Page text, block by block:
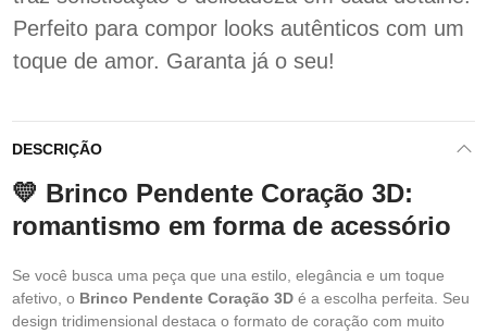
Perfeito para compor looks autênticos com um
toque de amor. Garanta já o seu!
DESCRIÇÃO
💛 Brinco Pendente Coração 3D:
romantismo em forma de acessório
Se você busca uma peça que una estilo, elegância e um toque
afetivo, o Brinco Pendente Coração 3D é a escolha perfeita. Seu
design tridimensional destaca o formato de coração com muito